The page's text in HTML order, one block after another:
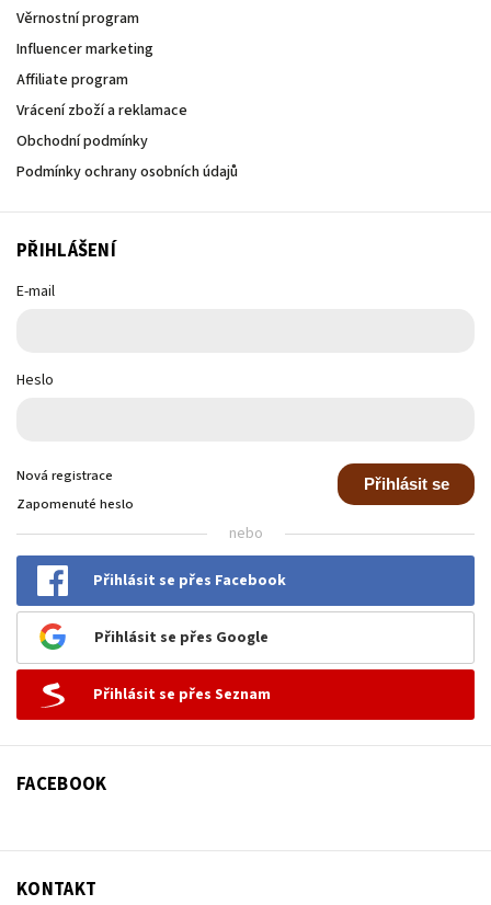
Věrnostní program
Influencer marketing
Affiliate program
Vrácení zboží a reklamace
Obchodní podmínky
Podmínky ochrany osobních údajů
PŘIHLÁŠENÍ
E-mail
Heslo
Přihlásit se
Nová registrace
Zapomenuté heslo
nebo
Přihlásit se přes Facebook
Přihlásit se přes Google
Přihlásit se přes Seznam
FACEBOOK
KONTAKT